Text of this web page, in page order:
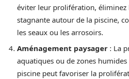
éviter leur prolifération, éliminez
stagnante autour de la piscine,
les seaux ou les arrosoirs.
Aménagement paysager : La
aquatiques ou de zones
piscine peut favoriser la